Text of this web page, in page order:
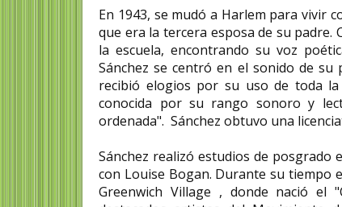
En 1943, se mudó a Harlem para vivir
que era la tercera esposa de su
la escuela, encontrando su voz
Sánchez se centró en el sonido de
recibió elogios por su uso de toda la
conocida por su rango sonoro y
ordenada". Sánchez obtuvo una
Sánchez realizó estudios de posgrado
con Louise Bogan. Durante su tiempo
Greenwich Village , donde nació el